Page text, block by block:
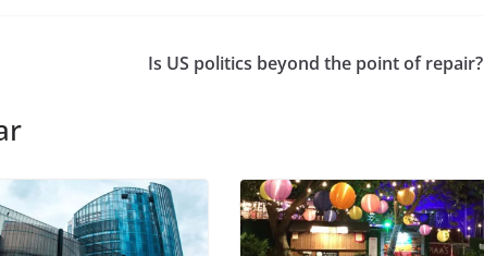
Is US politics beyond the point of repair?